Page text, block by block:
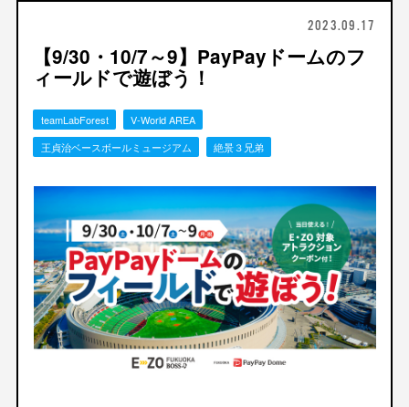
2023.09.17
【9/30・10/7～9】PayPayドームのフ
ィールドで遊ぼう！
teamLabForest
V-World AREA
王貞治ベースボールミュージアム
絶景３兄弟